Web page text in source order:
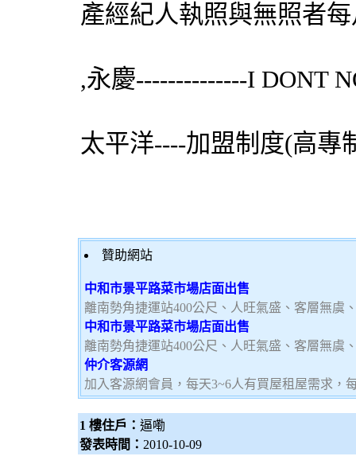
產經紀人執照與無照者
,永慶--------------I DONT
太平洋----加盟制度(高專
贊助網站
中和市景平路菜市場店面出售
離南勢角捷運站400公尺、人旺氣盛、客層無虞
中和市景平路菜市場店面出售
離南勢角捷運站400公尺、人旺氣盛、客層無虞
仲介客源網
加入客源網會員，每天3~6人有買屋租屋需求，
1 樓住戶： 逼嘞
發表時間： 2010-10-09